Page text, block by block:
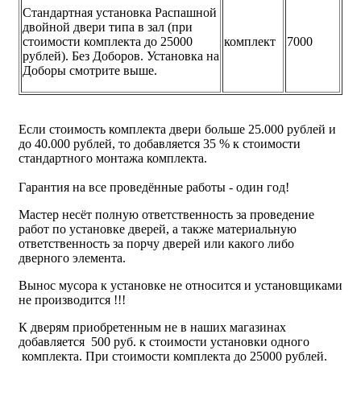
Стандартная установка Распашной
двойной двери типа в зал (при
стоимости комплекта до 25000
рублей). Без Доборов. Установка на
Доборы смотрите выше.
комплект 7000
Если стоимость комплекта двери больше 25.000 рублей и
до 40.000 рублей, то добавляется 35 % к стоимости
стандартного монтажа комплекта.
Гарантия на все проведённые работы - один год!
Мастер несёт полную ответственность за проведение
работ по установке дверей, а также материальную
ответственность за порчу дверей или какого либо
дверного элемента.
Вынос мусора к установке не относится и установщиками
не производится !!!
К дверям приобретенным не в наших магазинах
добавляется 500 руб. к стоимости установки одного
комплекта. При стоимости комплекта до 25000 рублей.